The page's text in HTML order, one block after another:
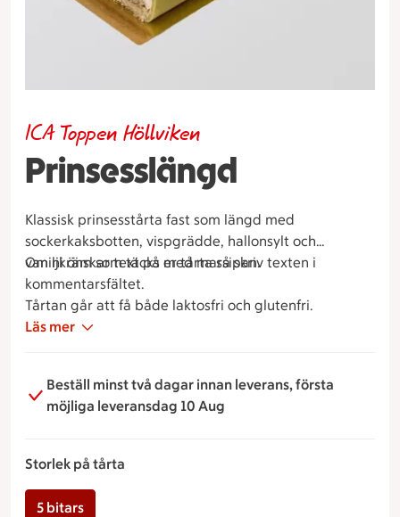
Prinsesslängd
ICA Toppen Höllviken
Klassisk prinsesstårta fast som längd med
sockerkaksbotten, vispgrädde, hallonsylt och
vaniljkräm som täcks med marsipan.
Om ni önskar text på er tårta så skriv texten i
kommentarsfältet.
Tårtan går att få både laktosfri och glutenfri.
Läs mer
Beställ minst två dagar innan leverans, första
möjliga leveransdag 10 Aug
Storlek på tårta
5 bitars